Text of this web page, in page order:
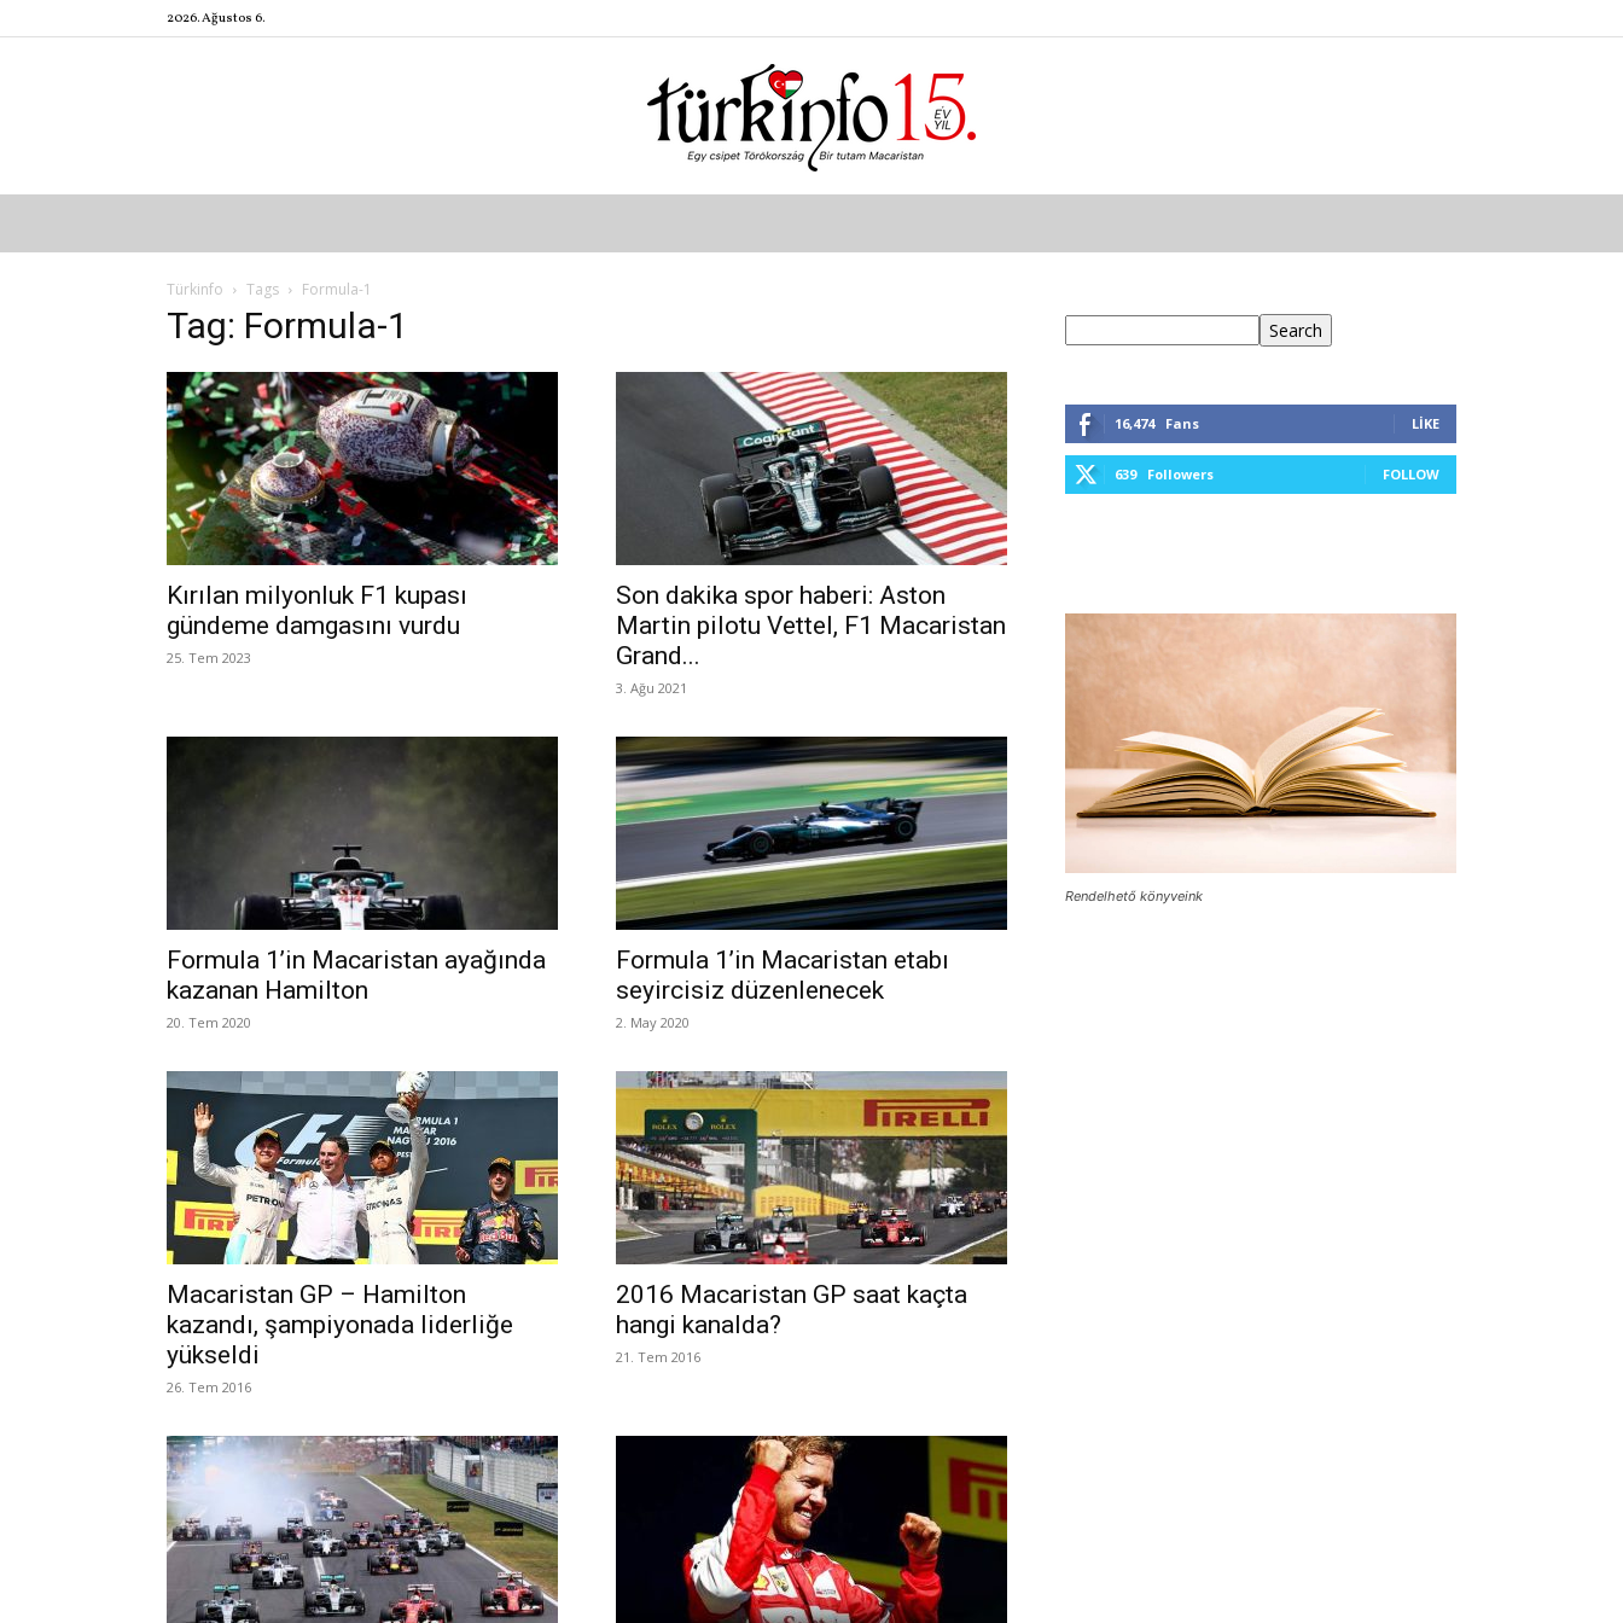
2026. Ağustos 6.
Türkinfo
Türkinfo Tags Formula-1
Tag: Formula-1
Kırılan milyonluk F1 kupası
gündeme damgasını vurdu
25. Tem 2023
Son dakika spor haberi: Aston
Martin pilotu Vettel, F1 Macaristan
Grand...
3. Ağu 2021
Formula 1’in Macaristan ayağında
kazanan Hamilton
20. Tem 2020
Formula 1’in Macaristan etabı
seyircisiz düzenlenecek
2. May 2020
Macaristan GP – Hamilton
kazandı, şampiyonada liderliğe
yükseldi
26. Tem 2016
2016 Macaristan GP saat kaçta
hangi kanalda?
21. Tem 2016
Search
16,474 Fans LIKE
639 Followers FOLLOW
Rendelhető könyveink